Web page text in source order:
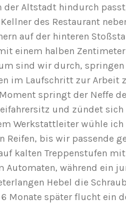
der Altstadt hindurch
des Restaurant
auf der hinteren
einem halben
sind wir durch,
im Laufschritt zur Arbeit
springt der Neffe
und zündet
Werkstattleiter wühle
Reifen, bis wir passende
kalten Treppenstufen
Automaten, während ein
Hebel die
Monate später flucht ein